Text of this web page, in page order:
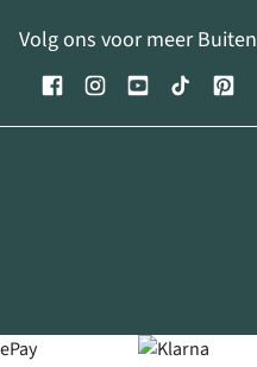
Volg ons voor meer Buiten